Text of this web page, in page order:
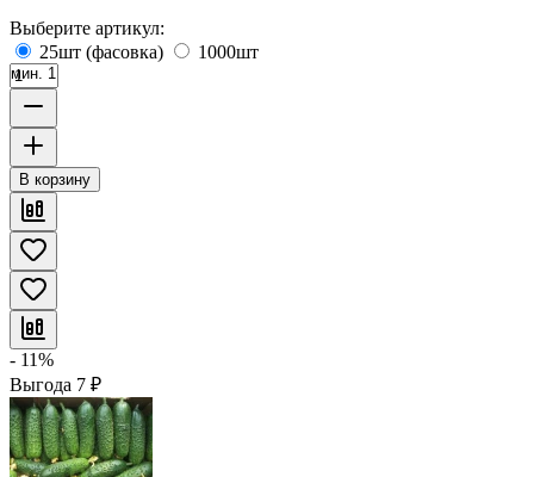
Выберите артикул:
25шт (фасовка)
1000шт
мин. 1
В корзину
- 11%
Выгода 7 ₽